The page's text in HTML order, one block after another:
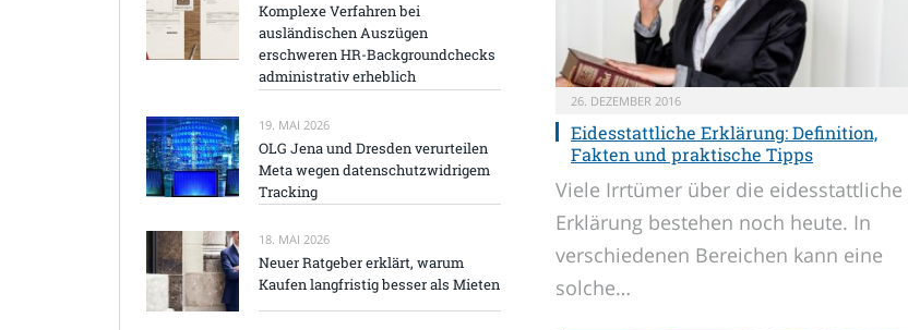
26. DEZEMBER 2016
Eidesstattliche Erklärung: Definition,
Fakten und praktische Tipps
Viele Irrtümer über die eidesstattliche
Erklärung bestehen noch heute. In
verschiedenen Bereichen kann eine
solche…
Komplexe Verfahren bei
ausländischen Auszügen
erschweren HR-Backgroundchecks
administrativ erheblich
19. MAI 2026
OLG Jena und Dresden verurteilen
Meta wegen datenschutzwidrigem
Tracking
18. MAI 2026
Neuer Ratgeber erklärt, warum
Kaufen langfristig besser als Mieten